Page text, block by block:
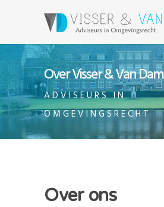
Over Visser & Van Dam
ADVISEURS IN
OMGEVINGSRECHT
Over ons